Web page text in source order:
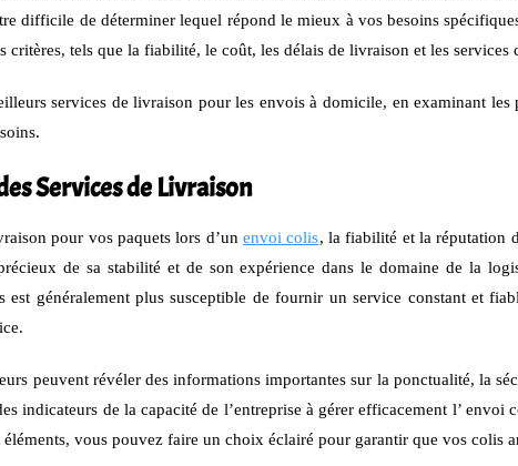
difficile de déterminer lequel répond le mieux à vos besoins
critères, tels que la fiabilité, le coût, les délais de livraison et les services
services de livraison pour les envois à domicile, en examinant
Services de Livraison
pour vos paquets lors d’unenvoi colis, la fiabilité et la réputation
de sa stabilité et de son expérience dans le domaine de la
est généralement plus susceptible de fournir un service constant et
peuvent révéler des informations importantes sur la ponctualité, la
indicateurs de la capacité de l’entreprise à gérer efficacement l’
vous pouvez faire un choix éclairé pour garantir que vos colis